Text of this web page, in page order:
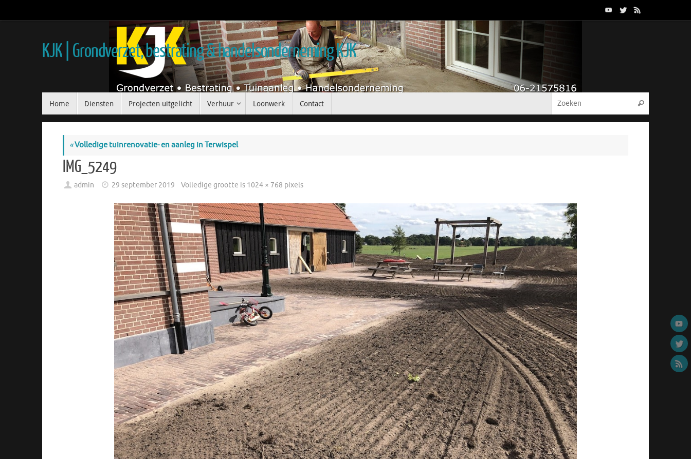
KJK | Grondverzet, bestrating & handelsonderneming KJK
Home Diensten Projecten uitgelicht Verhuur Loonwerk Contact
«Volledige tuinrenovatie- en aanleg in Terwispel
IMG_5249
admin 29 september 2019 Volledige grootte is 1024 × 768 pixels